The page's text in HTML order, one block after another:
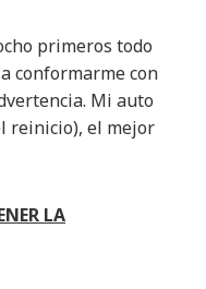
primeros todo
conformarme con
Mi auto
reinicio), el mejor
LA